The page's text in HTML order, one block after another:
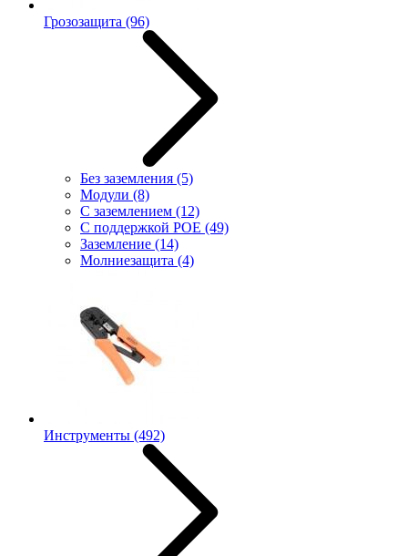
Грозозащита (96)
Без заземления (5)
Модули (8)
С заземлением (12)
С поддержкой POE (49)
Заземление (14)
Молниезащита (4)
Инструменты (492)